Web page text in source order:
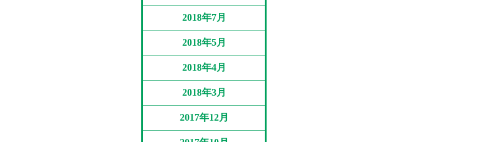
2018年7月
2018年5月
2018年4月
2018年3月
2017年12月